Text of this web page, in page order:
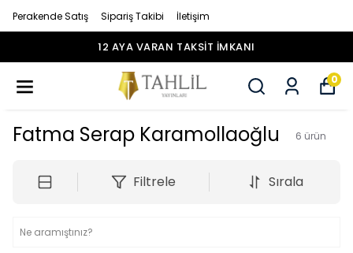
Perakende Satış Sipariş Takibi İletişim
12 AYA VARAN TAKSİT
0
Fatma Serap Karamollaoğlu 6 ürün
Filtrele Sırala